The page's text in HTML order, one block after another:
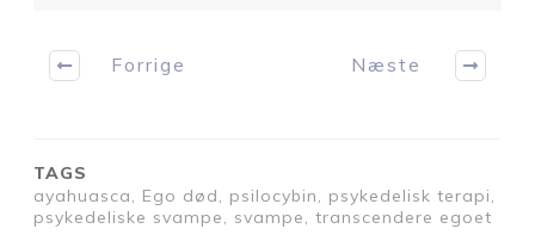
Forrige Næste
TAGS
ayahuasca, Ego død, psilocybin, psykedelisk terapi,
psykedeliske svampe, svampe, transcendere egoet